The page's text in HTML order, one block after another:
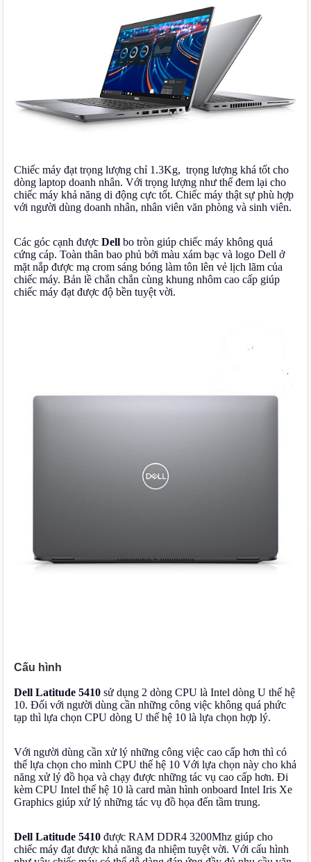
Chiếc máy đạt trọng lượng chỉ 1.3Kg, trọng lượng khá tốt cho
dòng laptop doanh nhân. Với trọng lượng như thế đem lại cho
chiếc máy khả năng di động cực tốt. Chiếc máy thật sự phù hợp
với người dùng doanh nhân, nhân viên văn phòng và sinh viên.
Các góc cạnh đượcDell bo tròn giúp chiếc máy không quá
cứng cáp. Toàn thân bao phủ bởi màu xám bạc và logo Dell ở
mặt nắp được mạ crom sáng bóng làm tôn lên vẻ lịch lãm của
chiếc máy. Bản lề chắn chắn cùng khung nhôm cao cấp giúp
chiếc máy đạt được độ bền tuyệt vời.
Cấu hình
Dell Latitude 5410 sử dụng 2 dòng CPU là Intel dòng U thế hệ
10. Đối với người dùng cần những công việc không quá phức
tạp thì lựa chọn CPU dòng U thế hệ 10 là lựa chọn hợp lý.
Với người dùng cần xử lý những công việc cao cấp hơn thì có
thể lựa chọn cho mình CPU thế hệ 10 Với lựa chọn này cho khả
năng xử lý đồ họa và chạy được những tác vụ cao cấp hơn. Đi
kèm CPU Intel thế hệ 10 là card màn hình onboard Intel Iris Xe
Graphics giúp xử lý những tác vụ đồ họa đến tầm trung.
Dell Latitude 5410 được RAM DDR4 3200Mhz giúp cho
chiếc máy đạt được khả năng đa nhiệm tuyệt vời. Với cấu hình